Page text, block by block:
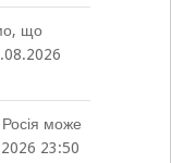
що
може
23:50